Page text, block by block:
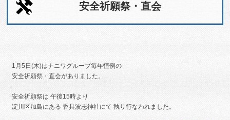
安全祈願祭・直会
1月5日(木)はナニワグループ毎年恒例の
安全祈願祭・直会がありました。
安全祈願祭は 午後15時より
淀川区加島にある 香具波志神社にて 執り行なわれました。